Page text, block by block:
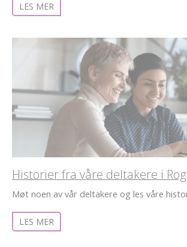
LES MER
Historier fra våre deltakere i
Møt noen av vår deltakere og les våre
LES MER